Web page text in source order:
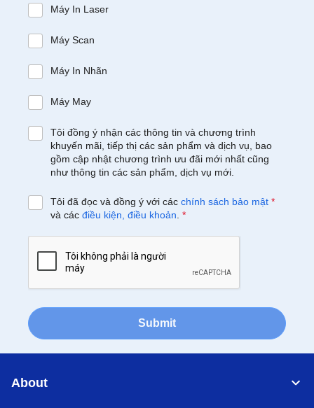
Máy In Laser
Máy Scan
Máy In Nhãn
Máy May
Tôi đồng ý nhận các thông tin và chương trình
khuyến mãi, tiếp thị các sản phẩm và dịch vụ, bao
gồm cập nhật chương trình ưu đãi mới nhất cũng
như thông tin các sản phẩm, dịch vụ mới.
Tôi đã đọc và đồng ý với các chính sách bảo mật *
và các điều kiện, điều khoản *
Submit
About